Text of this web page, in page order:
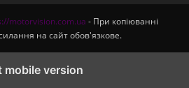
motorvision.com.ua - При копіюванні
на сайт обов'язкове.
mobile version